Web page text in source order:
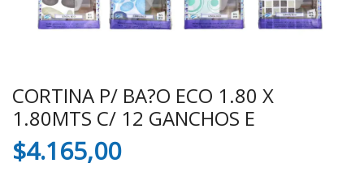
CORTINA P/ BA?O ECO 1.80 X
1.80MTS C/ 12 GANCHOS E
$4.165,00